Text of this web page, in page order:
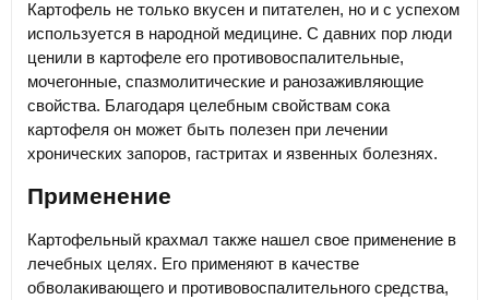
Картофель не только вкусен и питателен, но и с успехом
используется в народной медицине. С давних пор люди
ценили в картофеле его противовоспалительные,
мочегонные, спазмолитические и ранозаживляющие
свойства. Благодаря целебным свойствам сока
картофеля он может быть полезен при лечении
хронических запоров, гастритах и язвенных болезнях.
Применение
Картофельный крахмал также нашел свое применение в
лечебных целях. Его применяют в качестве
обволакивающего и противовоспалительного средства,